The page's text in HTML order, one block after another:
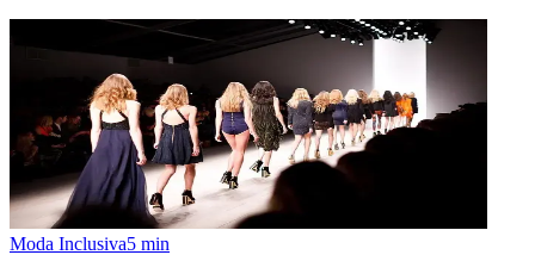
Moda Inclusiva5 min